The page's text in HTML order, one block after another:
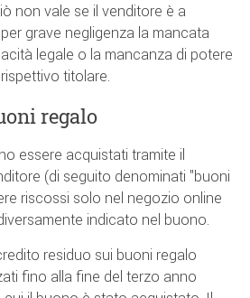
non vale se il venditore è a
grave negligenza la mancata
legale o la mancanza di potere
titolare.
regalo
essere acquistati tramite il
(di seguito denominati "buoni
riscossi solo nel negozio online
indicato nel buono.
residuo sui buoni regalo
fino alla fine del terzo anno